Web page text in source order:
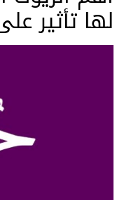
لها تأثير